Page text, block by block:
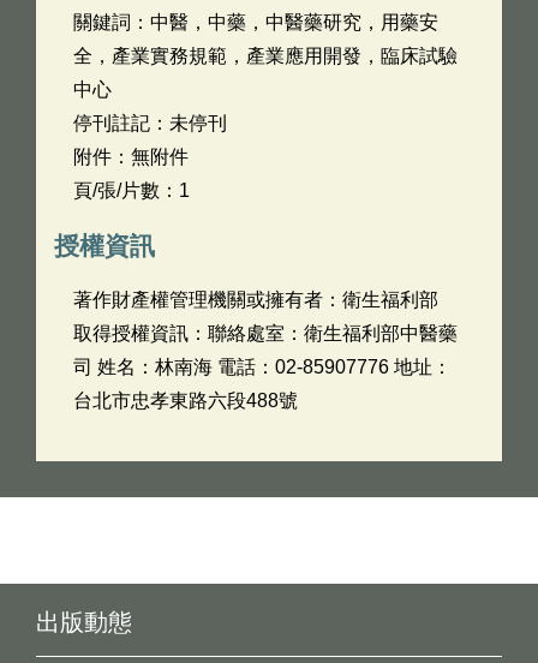
關鍵詞：中醫，中藥，中醫藥研究，用藥安
全，產業實務規範，產業應用開發，臨床試驗
中心
停刊註記：未停刊
附件：無附件
頁/張/片數：1
授權資訊
著作財產權管理機關或擁有者：衛生福利部
取得授權資訊：聯絡處室：衛生福利部中醫藥
司 姓名：林南海 電話：02-85907776 地址：
台北市忠孝東路六段488號
出版動態